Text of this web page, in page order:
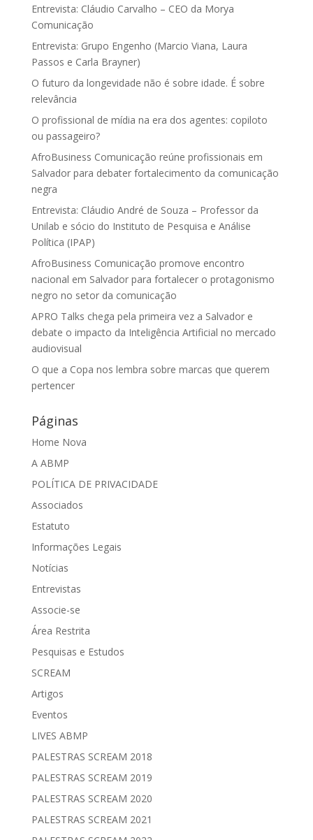
Entrevista: Cláudio Carvalho – CEO da Morya
Comunicação
Entrevista: Grupo Engenho (Marcio Viana, Laura
Passos e Carla Brayner)
O futuro da longevidade não é sobre idade. É sobre
relevância
O profissional de mídia na era dos agentes: copiloto
ou passageiro?
AfroBusiness Comunicação reúne profissionais em
Salvador para debater fortalecimento da comunicação
negra
Entrevista: Cláudio André de Souza – Professor da
Unilab e sócio do Instituto de Pesquisa e Análise
Política (IPAP)
AfroBusiness Comunicação promove encontro
nacional em Salvador para fortalecer o protagonismo
negro no setor da comunicação
APRO Talks chega pela primeira vez a Salvador e
debate o impacto da Inteligência Artificial no mercado
audiovisual
O que a Copa nos lembra sobre marcas que querem
pertencer
Páginas
Home Nova
A ABMP
POLÍTICA DE PRIVACIDADE
Associados
Estatuto
Informações Legais
Notícias
Entrevistas
Associe-se
Área Restrita
Pesquisas e Estudos
SCREAM
Artigos
Eventos
LIVES ABMP
PALESTRAS SCREAM 2018
PALESTRAS SCREAM 2019
PALESTRAS SCREAM 2020
PALESTRAS SCREAM 2021